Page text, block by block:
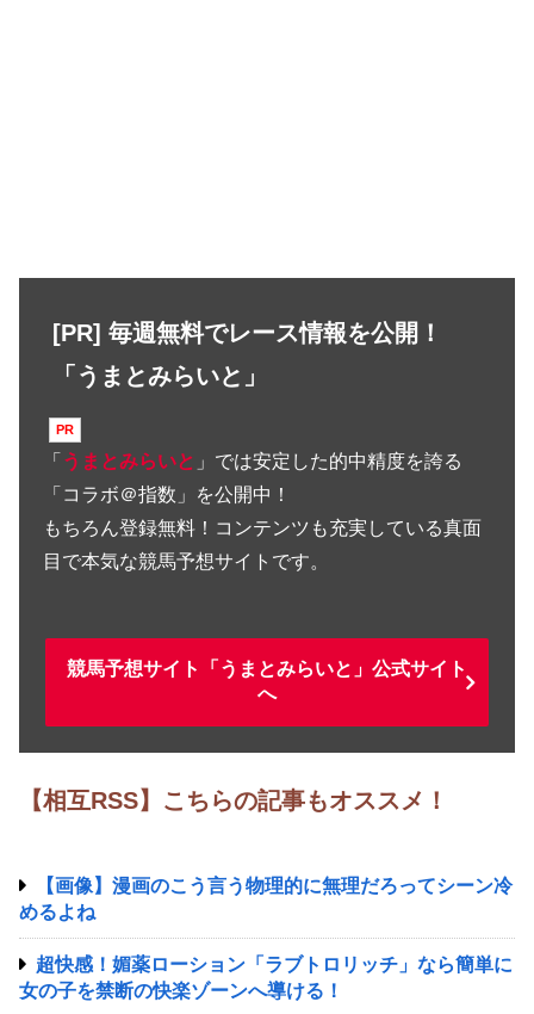
[PR] 毎週無料でレース情報を公開！
「うまとみらいと」
「 うまとみらいと 」では安定した的中精度を誇る
「コラボ＠指数」を公開中！
もちろん登録無料！コンテンツも充実している真面
目で本気な競馬予想サイトです。
競馬予想サイト「うまとみらいと」公式サイト
へ
【相互RSS】こちらの記事もオススメ！
【画像】漫画のこう言う物理的に無理だろってシーン冷
めるよね
超快感！媚薬ローション「ラブトロリッチ」なら簡単に
女の子を禁断の快楽ゾーンへ導ける！